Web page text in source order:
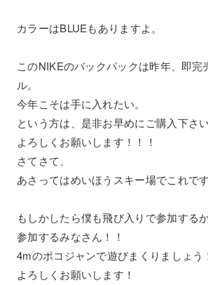
カラーはBLUEもありますよ。
このNIKEのバックパックは昨年、即完
ル。
今年こそは手に入れたい。
という方は、是非お早めにご購入下さ
よろしくお願いします！！！
さてさて、
あさってはめいほうスキー場でこれです
もしかしたら僕も飛び入りで参加する
参加するみなさん！！
4mのポコジャンで遊びまくりましょう
よろしくお願いします！